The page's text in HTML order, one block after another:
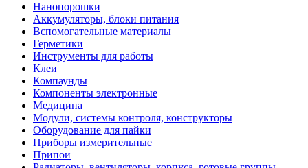
Нанопорошки
Аккумуляторы, блоки питания
Вспомогательные материалы
Герметики
Инструменты для работы
Клеи
Компаунды
Компоненты электронные
Медицина
Модули, системы контроля, конструкторы
Оборудование для пайки
Приборы измерительные
Припои